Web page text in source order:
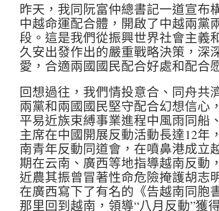
昨天，我同阮富仲總書記一道宣布
中越命運配合體，開啟了中越兩黨
段。這是我們從振興世界社會主義
久安出發作出的嚴重戰略決策，深
愛，合適兩國國民配合好處和配合
回想過往，我們情投意合、同舟共
兩黨和兩國國民堅守配合幻想信心
平易近族束縛事業進程中風雨同船
主席在中國開展反動活動長達12年
南青年反動同道會，在噴鼻港成立
期在云南、廣西等地指導越南反動
近農其振曾冒著性命危險掩護胡志
在廣西寫下了有名的《告越南同胞
那里回到越南，領導“八月反動”獲